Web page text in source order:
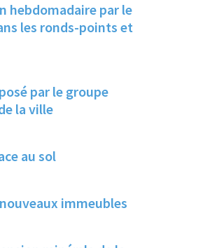
hebdomadaire par le
les ronds-points et
par le groupe
la ville
au sol
immeubles